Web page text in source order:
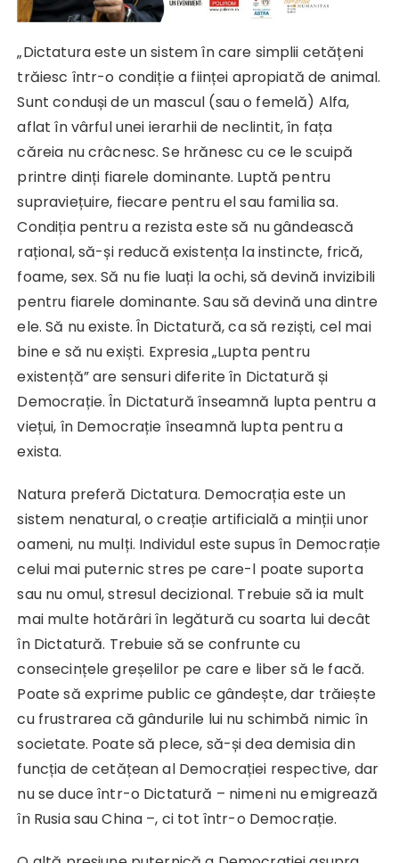
„Dictatura este un sistem în care simplii cetățeni
trăiesc într-o condiție a ființei apropiată de animal.
Sunt conduși de un mascul (sau o femelă) Alfa,
aflat în vârful unei ierarhii de neclintit, în fața
căreia nu crâcnesc. Se hrănesc cu ce le scuipă
printre dinți fiarele dominante. Luptă pentru
supraviețuire, fiecare pentru el sau familia sa.
Condiția pentru a rezista este să nu gândească
rațional, să-și reducă existența la instincte, frică,
foame, sex. Să nu fie luați la ochi, să devină invizibili
pentru fiarele dominante. Sau să devină una dintre
ele. Să nu existe. În Dictatură, ca să reziști, cel mai
bine e să nu exiști. Expresia „Lupta pentru
existență” are sensuri diferite în Dictatură și
Democrație. În Dictatură înseamnă lupta pentru a
viețui, în Democrație înseamnă lupta pentru a
exista.
Natura preferă Dictatura. Democrația este un
sistem nenatural, o creație artificială a minții unor
oameni, nu mulți. Individul este supus în Democrație
celui mai puternic stres pe care-l poate suporta
sau nu omul, stresul decizional. Trebuie să ia mult
mai multe hotărâri în legătură cu soarta lui decât
în Dictatură. Trebuie să se confrunte cu
consecințele greșelilor pe care e liber să le facă.
Poate să exprime public ce gândește, dar trăiește
cu frustrarea că gândurile lui nu schimbă nimic în
societate. Poate să plece, să-și dea demisia din
funcția de cetățean al Democrației respective, dar
nu se duce într-o Dictatură – nimeni nu emigrează
în Rusia sau China –, ci tot într-o Democrație.